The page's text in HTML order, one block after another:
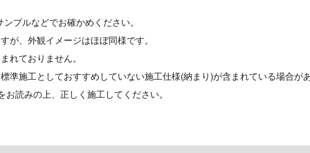
プルなどでお確かめください。
が、外観イメージはほぼ同様です。
れておりません。
準施工としておすすめしていない施工仕様(納まり)が含まれている場合が
読みの上、正しく施工してください。